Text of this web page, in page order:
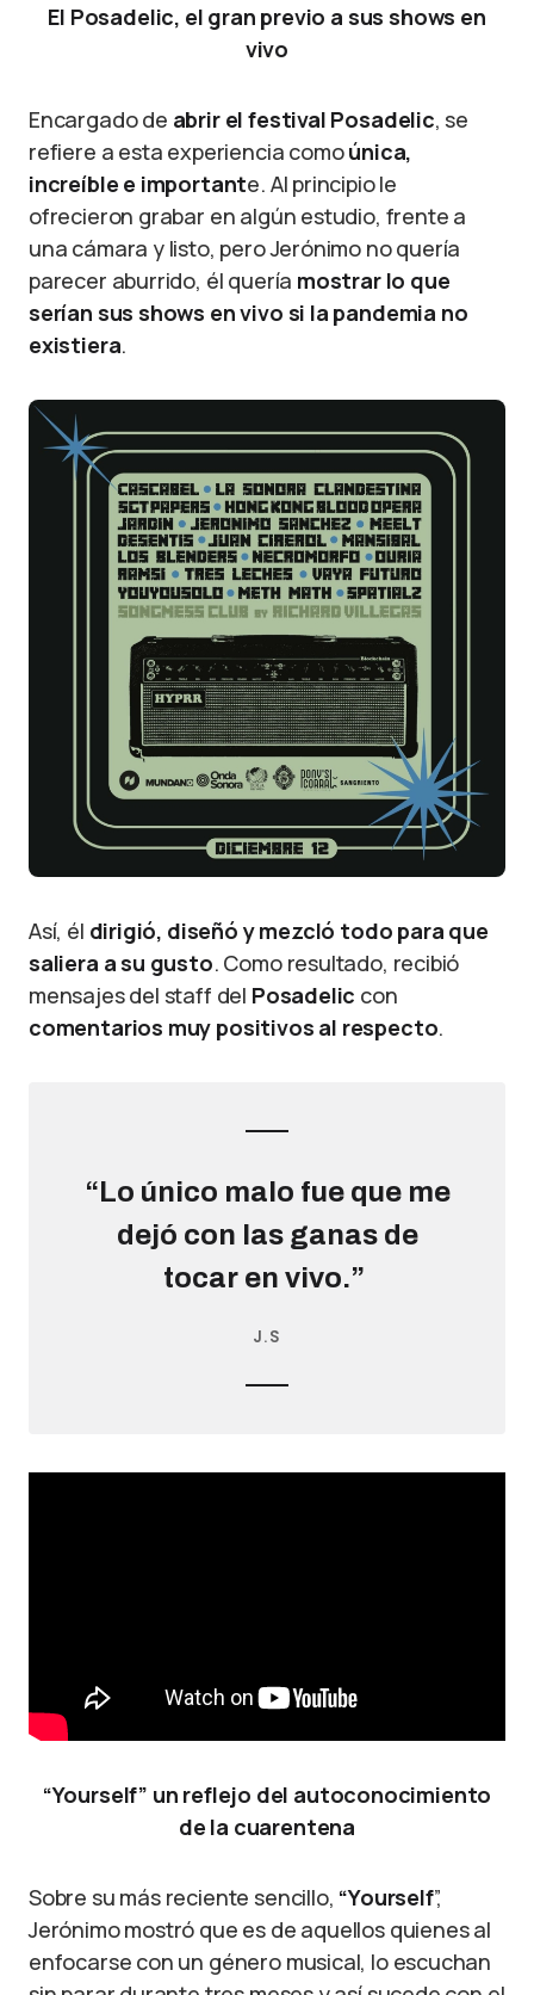
El Posadelic, el gran previo a sus shows en
vivo
Encargado de abrir el festival Posadelic, se
refiere a esta experiencia comoúnica,
increíble e importante. Al principio le
ofrecieron grabar en algún estudio, frente a
una cámara y listo, pero Jerónimo no quería
parecer aburrido, él quería mostrar lo que
serían sus shows en vivo si la pandemia no
existiera.
Así, él dirigió, diseñó y mezcló todo para que
saliera a su gusto. Como resultado, recibió
mensajes del staff del Posadelic con
comentarios muy positivos al respecto.
“Lo único malo fue que me
dejó con las ganas de
tocar en vivo.”
J.S
“Yourself” un reflejo del autoconocimiento
de la cuarentena
Sobre su más reciente sencillo, “Yourself”,
Jerónimo mostró que es de aquellos quienes al
enfocarse con un género musical, lo escuchan